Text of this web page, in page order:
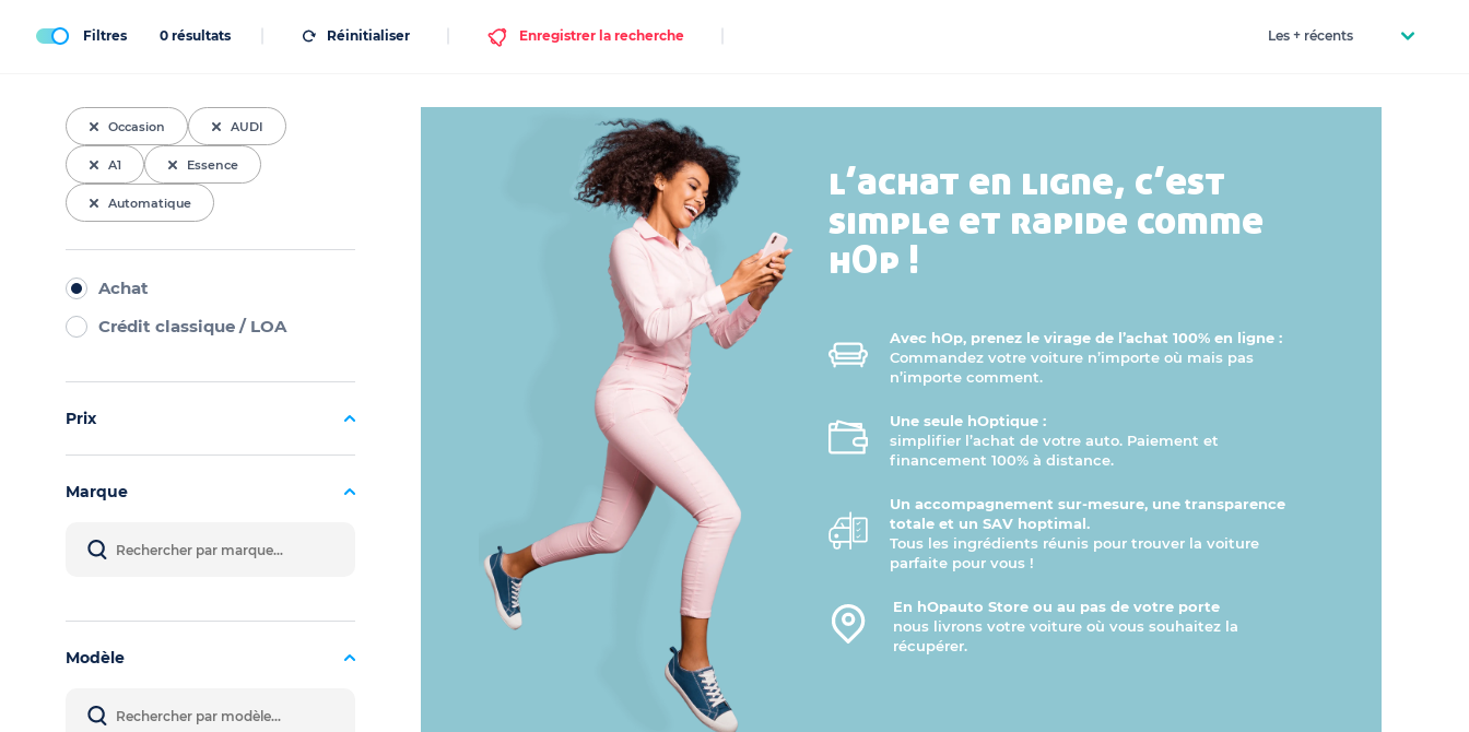
Filtres 0 résultats Réinitialiser Enregistrer la recherche
Occasion AUDI
A1 Essence
Automatique
Achat
Crédit classique / LOA
Prix
Marque
Modèle
l’achat en ligne, c’est
simple et rapide comme
hOp !
Avec hOp, prenez le virage de l’achat 100% en ligne :
Commandez votre voiture n’importe où mais pas
n’importe comment.
Une seule hOptique :
simplifier l’achat de votre auto. Paiement et
financement 100% à distance.
Un accompagnement sur-mesure, une transparence
totale et un SAV hoptimal.
Tous les ingrédients réunis pour trouver la voiture
parfaite pour vous !
En hOpauto Store ou au pas de votre porte
nous livrons votre voiture où vous souhaitez la
récupérer.